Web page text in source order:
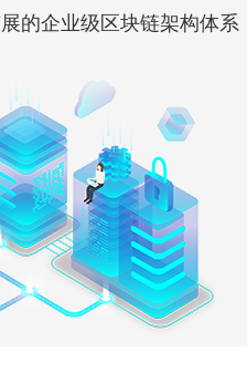
的企业级区块链架构体系